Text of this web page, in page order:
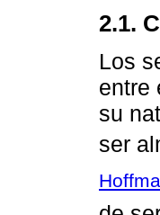
2.1.
Los
entre
su
ser